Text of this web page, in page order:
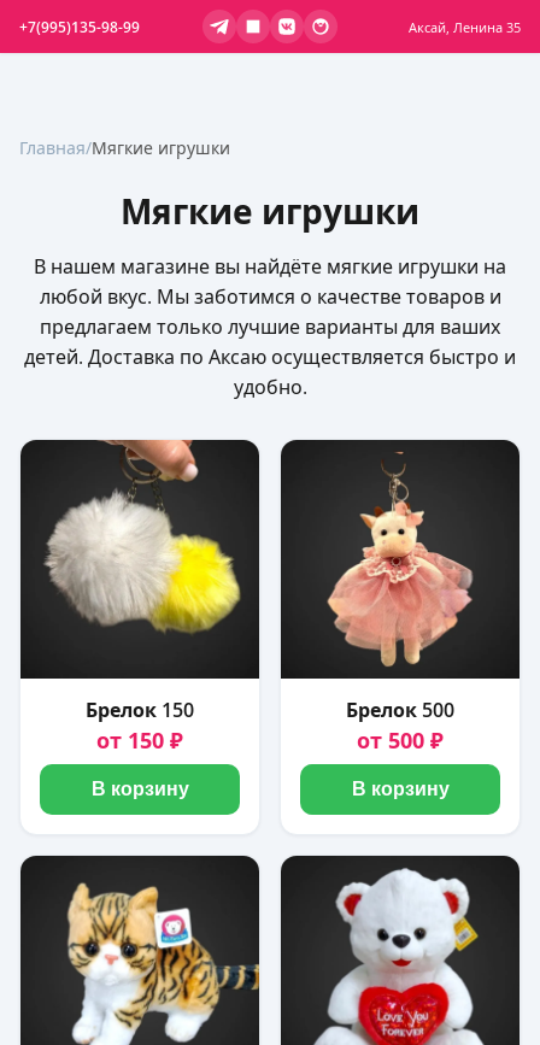
+7(995)135-98-99 Аксай, Ленина 35
Главная/Мягкие игрушки
Мягкие игрушки
В нашем магазине вы найдёте мягкие игрушки на
любой вкус. Мы заботимся о качестве товаров и
предлагаем только лучшие варианты для ваших
детей. Доставка по Аксаю осуществляется быстро и
удобно.
Брелок 150
от 150 ₽
В корзину
Брелок 500
от 500 ₽
В корзину